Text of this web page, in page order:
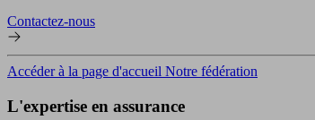
Contactez-nous
Accéder à la page d'accueil Notre fédération
L'expertise en assurance